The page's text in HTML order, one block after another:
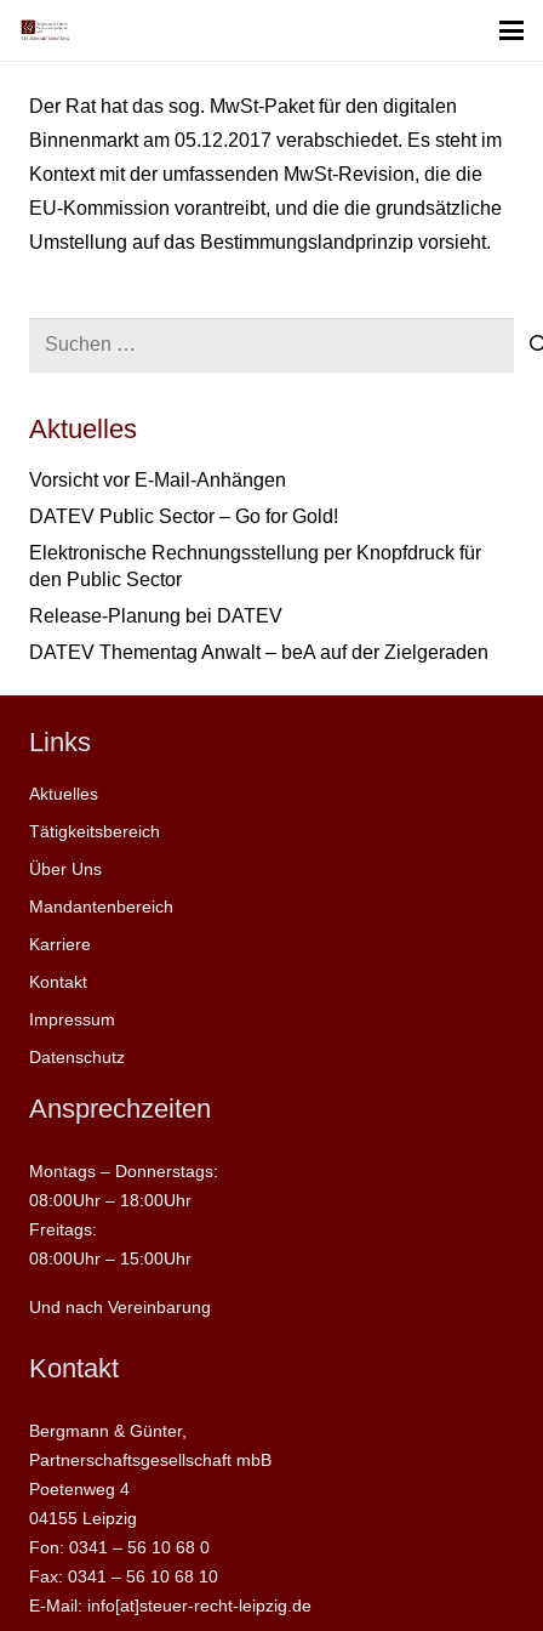
Der Rat hat das sog. MwSt-Paket für den digitalen
Binnenmarkt am 05.12.2017 verabschiedet. Es steht im
Kontext mit der umfassenden MwSt-Revision, die die
EU-Kommission vorantreibt, und die die grundsätzliche
Umstellung auf das Bestimmungslandprinzip vorsieht.
Suchen
Aktuelles
Vorsicht vor E-Mail-Anhängen
DATEV Public Sector – Go for Gold!
Elektronische Rechnungsstellung per Knopfdruck für
den Public Sector
Release-Planung bei DATEV
DATEV Thementag Anwalt – beA auf der Zielgeraden
Links
Aktuelles
Tätigkeitsbereich
Über Uns
Mandantenbereich
Karriere
Kontakt
Impressum
Datenschutz
Ansprechzeiten
Montags – Donnerstags:
08:00Uhr – 18:00Uhr
Freitags:
08:00Uhr – 15:00Uhr
Und nach Vereinbarung
Kontakt
Bergmann & Günter,
Partnerschaftsgesellschaft mbB
Poetenweg 4
04155 Leipzig
Fon: 0341 – 56 10 68 0
Fax: 0341 – 56 10 68 10
E-Mail: info[at]steuer-recht-leipzig.de